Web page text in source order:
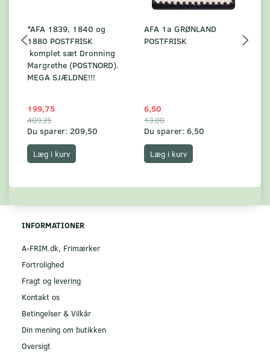
*AFA 1839, 1840 og
1880 POSTFRISK
komplet sæt Dronning
Margrethe (POSTNORD).
MEGA SJÆLDNE!!!
199,75
409,25
Du sparer: 209,50
Læg i kurv
AFA 1a GRØNLAND
POSTFRISK
6,50
13,00
Du sparer: 6,50
Læg i kurv
INFORMATIONER
A-FRIM.dk, Frimærker
Fortrolighed
Fragt og levering
Kontakt os
Betingelser & Vilkår
Din mening om butikken
Oversigt